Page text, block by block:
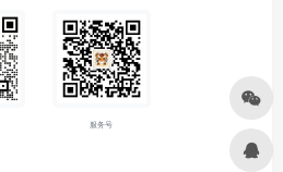
服务号